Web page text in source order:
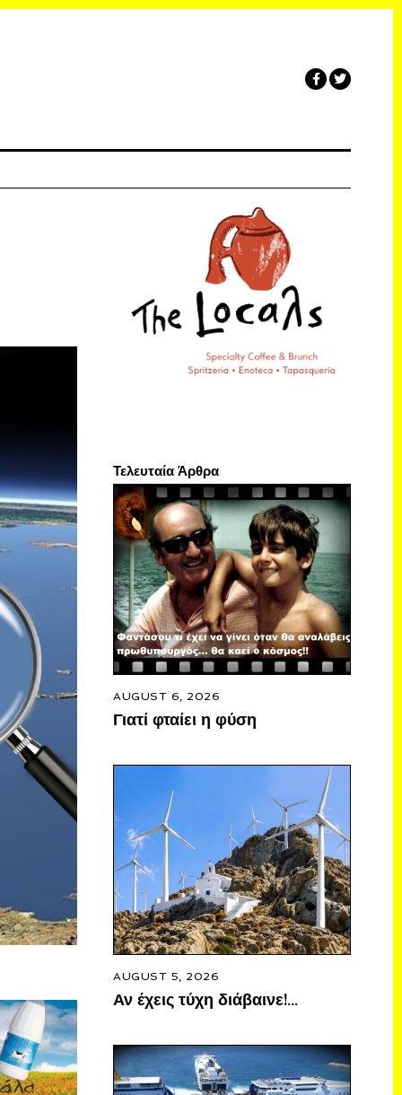
Τελευταία Άρθρα
AUGUST 6, 2026
Γιατί φταίει η φύση
AUGUST 5, 2026
Αν έχεις τύχη διάβαινε!…